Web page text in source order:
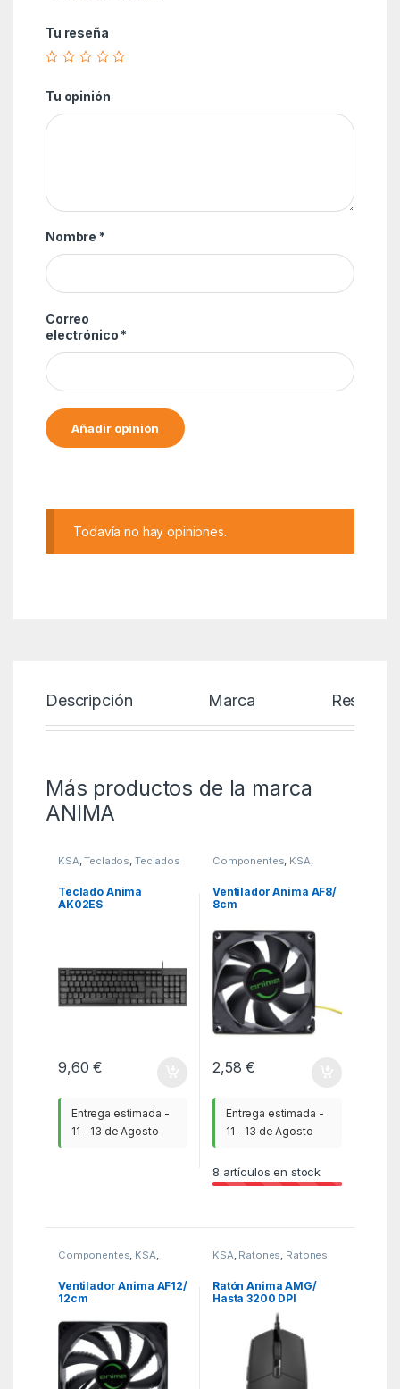
Tu reseña
Tu opinión
Nombre *
Correo
electrónico *
Todavía no hay opiniones.
Descripción Marca Reseñas
Más productos de la marca
ANIMA
KSA ,Teclados Teclados
Teclado Anima
AK02ES
9,60€
Entrega estimada -
11 - 13 de Agosto
Componentes KSA
Refrigeradores
Ventilador Anima AF8/
8cm
2,58€
Entrega estimada -
11 - 13 de Agosto
8 artículos en stock
Componentes, KSA,
Ventilador Anima AF12/
12cm
KSA, Ratones, Ratones
Ratón Anima AMG/
Hasta 3200 DPI